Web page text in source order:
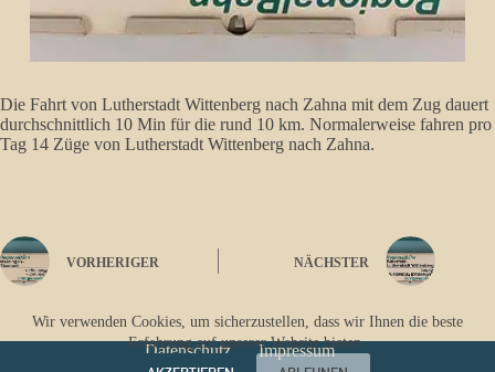
Wir verwenden Cookies, um sicherzustellen, dass wir Ihnen die beste
Erfahrung auf unserer Website bieten.
Die Fahrt von Lutherstadt Wittenberg nach Zahna mit dem Zug dauert
durchschnittlich 10 Min für die rund 10 km. Normalerweise fahren pro
Tag 14 Züge von Lutherstadt Wittenberg nach Zahna.
VORHERIGER NÄCHSTER
Datenschutz Impressum